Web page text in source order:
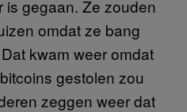
is gegaan. Ze zouden
omdat ze bang
kwam weer omdat
gestolen zou
zeggen weer dat